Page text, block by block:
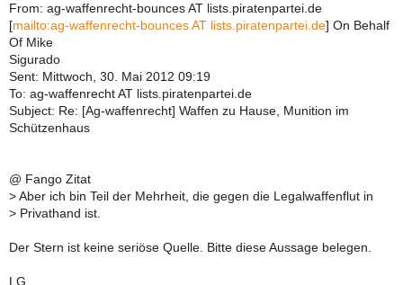
From: ag-waffenrecht-bounces AT lists.piratenpartei.de
[mailto:ag-waffenrecht-bounces AT lists.piratenpartei.de] On Behalf
Of Mike
Sigurado
Sent: Mittwoch, 30. Mai 2012 09:19
To: ag-waffenrecht AT lists.piratenpartei.de
Subject: Re: [Ag-waffenrecht] Waffen zu Hause, Munition im
Schützenhaus
@ Fango Zitat
> Aber ich bin Teil der Mehrheit, die gegen die Legalwaffenflut in
> Privathand ist.
Der Stern ist keine seriöse Quelle. Bitte diese Aussage belegen.
LG